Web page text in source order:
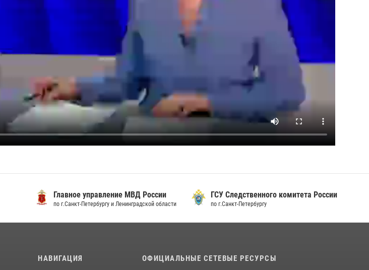
Главное управление МВД России
по г.Санкт-Петербургу и Ленинградской области
ГСУ Следственного комитета России
по г.Санкт-Петербургу
НАВИГАЦИЯ ОФИЦИАЛЬНЫЕ СЕТЕВЫЕ РЕСУРСЫ